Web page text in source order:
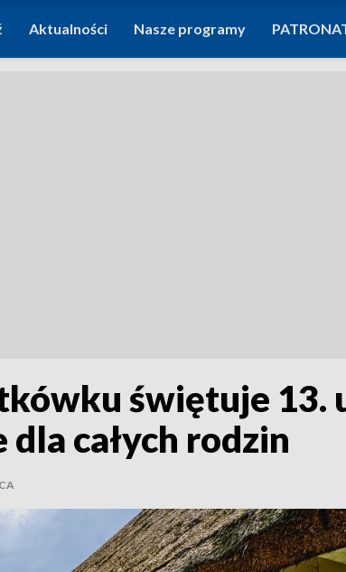
Aktualności Nasze programy
świętuje 13.
całych rodzin